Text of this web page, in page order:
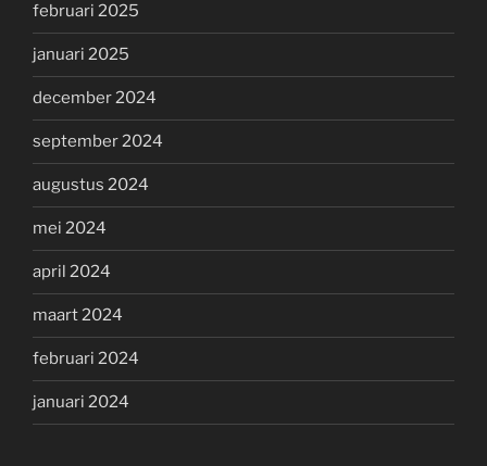
februari 2025
januari 2025
december 2024
september 2024
augustus 2024
mei 2024
april 2024
maart 2024
februari 2024
januari 2024